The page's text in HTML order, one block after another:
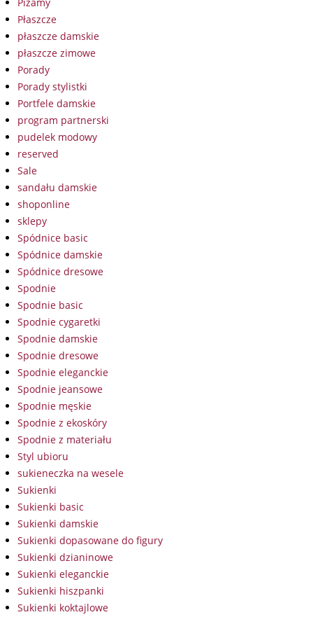
Płaszcze
płaszcze damskie
płaszcze zimowe
Porady
Porady stylistki
Portfele damskie
program partnerski
pudelek modowy
reserved
Sale
sandału damskie
shoponline
sklepy
Spódnice basic
Spódnice damskie
Spódnice dresowe
Spodnie
Spodnie basic
Spodnie cygaretki
Spodnie damskie
Spodnie dresowe
Spodnie eleganckie
Spodnie jeansowe
Spodnie męskie
Spodnie z ekoskóry
Spodnie z materiału
Styl ubioru
sukieneczka na wesele
Sukienki
Sukienki basic
Sukienki damskie
Sukienki dopasowane do figury
Sukienki dzianinowe
Sukienki eleganckie
Sukienki hiszpanki
Sukienki koktajlowe